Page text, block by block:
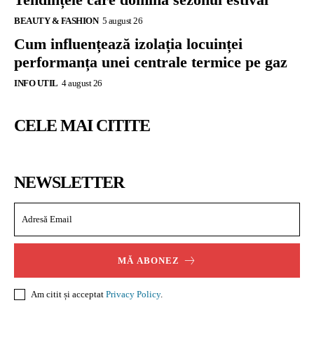
BEAUTY & FASHION 5 august 26
Cum influențează izolația locuinței
performanța unei centrale termice pe gaz
INFO UTIL 4 august 26
CELE MAI CITITE
NEWSLETTER
MĂ ABONEZ
Am citit și acceptat Privacy Policy.